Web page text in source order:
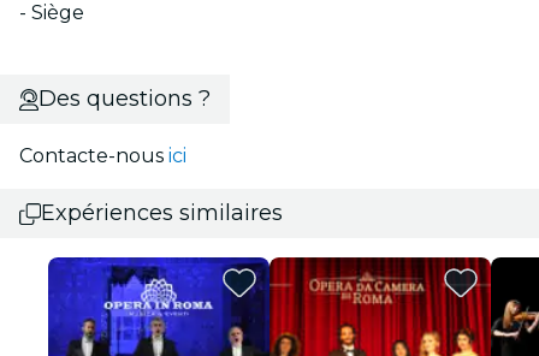
- Siège
Des questions ?
Contacte-nous ici
Expériences similaires